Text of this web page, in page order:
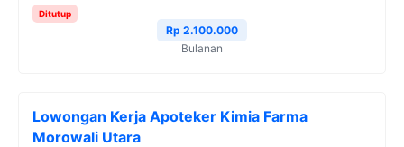
r
n
Ditutup
Rp 2.100.000
Bulanan
Lowongan Kerja Apoteker Kimia Farma
Morowali Utara